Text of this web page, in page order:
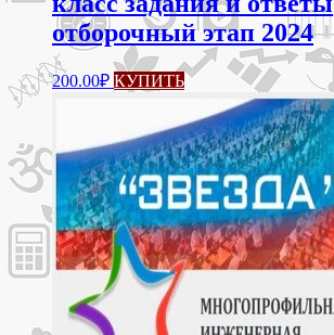
отборочный этап 2024
200.00₽ КУПИТЬ